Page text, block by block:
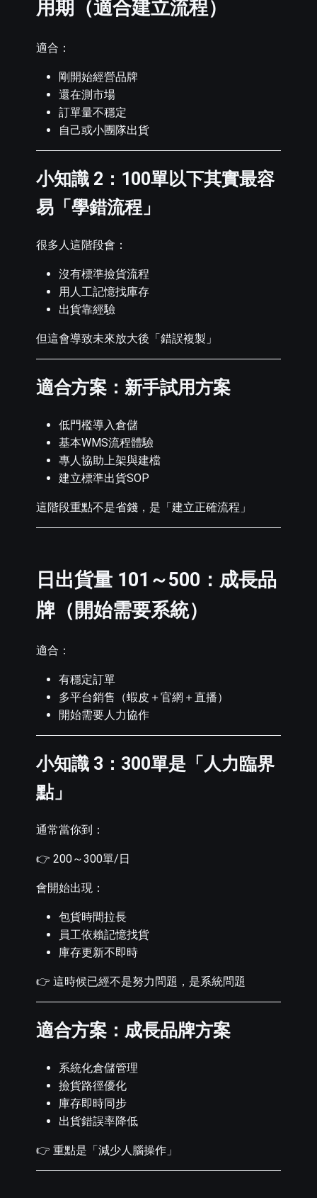
用期（適合建立流程）
適合：
剛開始經營品牌
還在測市場
訂單量不穩定
自己或小團隊出貨
小知識 2：100單以下其實最容
易「學錯流程」
很多人這階段會：
沒有標準撿貨流程
用人工記憶找庫存
出貨靠經驗
但這會導致未來放大後「錯誤複製」
適合方案：新手試用方案
低門檻導入倉儲
基本WMS流程體驗
專人協助上架與建檔
建立標準出貨SOP
這階段重點不是省錢，是「建立正確流程」
日出貨量 101～500：成長品
牌（開始需要系統）
適合：
有穩定訂單
多平台銷售（蝦皮＋官網＋直播）
開始需要人力協作
小知識 3：300單是「人力臨界
點」
通常當你到：
👉 200～300單/日
會開始出現：
包貨時間拉長
員工依賴記憶找貨
庫存更新不即時
👉 這時候已經不是努力問題，是系統問題
適合方案：成長品牌方案
系統化倉儲管理
撿貨路徑優化
庫存即時同步
出貨錯誤率降低
👉 重點是「減少人腦操作」